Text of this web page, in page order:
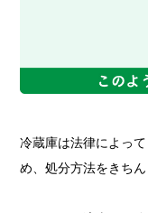
冷蔵庫は法律によっ
め、処分方法をきち